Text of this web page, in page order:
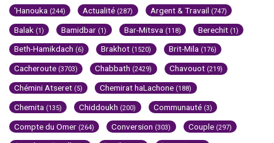
'Hanouka (244) Actualité (287) Argent & Travail (747)
Balak (1) Bamidbar (1) Bar-Mitsva (118) Berechit (1)
Beth-Hamikdach (6) Brakhot (1520) Brit-Mila (176)
Cacheroute (3703) Chabbath (2429) Chavouot (219)
Chémini Atseret (5) Chemirat haLachone (188)
Chemita (135) Chiddoukh (200) Communauté (3)
Compte du Omer (264) Conversion (303) Couple (297)